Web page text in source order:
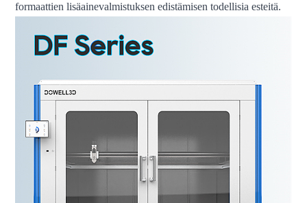
formaattien lisäainevalmistuksen edistämisen todellisia esteitä.